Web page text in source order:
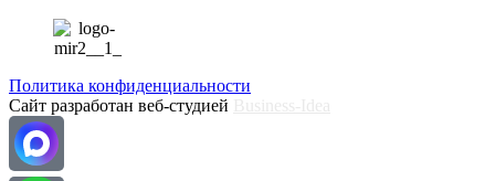
Политика конфиденциальности
Сайт разработан веб-студией